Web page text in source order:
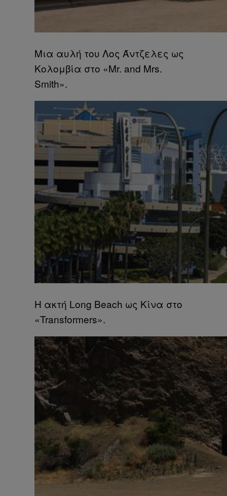
Μια αυλή του Λος Άντζελες ως
Κολομβία στο «Mr. and Mrs.
Smith».
Η ακτή Long Beach ως Κίνα στο
«Transformers».